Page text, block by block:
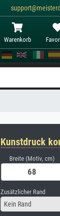
Warenkorb
Kunstdruck
Breite (Motiv, cm)
Zusätzlicher Rand
Kein Rand